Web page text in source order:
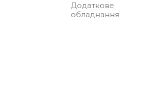
Додаткове
обладнання